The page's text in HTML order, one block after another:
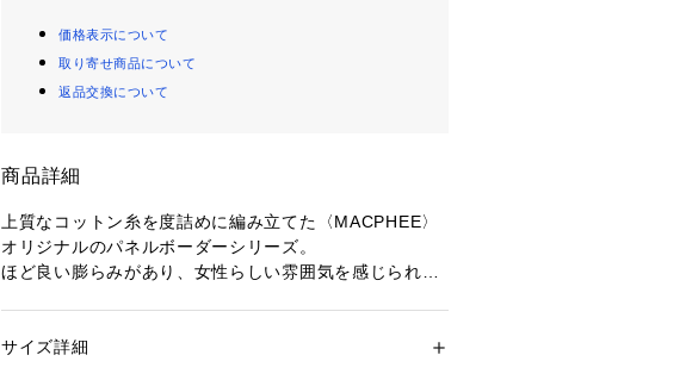
価格表示について
取り寄せ商品について
返品交換について
商品詳細
上質なコットン糸を度詰めに編み立てた〈MACPHEE〉
オリジナルのパネルボーダーシリーズ。
ほど良い膨らみがあり、女性らしい雰囲気を感じられる
ネックラインですっきりとしたバランスの一着。
性別：レディース
サイズ詳細